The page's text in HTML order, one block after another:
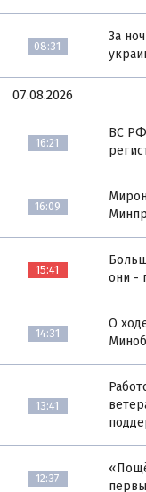
08:31
За
07.08.2026
16:21
ВС РФ
16:09
15:41
они -
14:31
О
13:41
12:37